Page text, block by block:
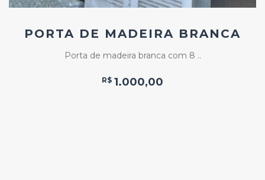
PORTA DE MADEIRA BRANCA
Porta de madeira branca com 8 ..
R$ 1.000,00